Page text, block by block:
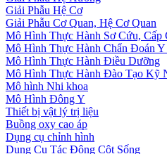
Giải Phẫu Hệ Cơ
Giải Phẫu Cơ Quan, Hệ Cơ Quan
Mô Hình Thực Hành Sơ Cứu, Cấp
Mô Hình Thực Hành Chẩn Đoán Y
Mô Hình Thực Hành Điều Dưỡng
Mô Hình Thực Hành Đào Tạo Kỹ
Mô hình Nhi khoa
Mô Hình Đông Y
Thiết bị vật lý trị liệu
Buồng oxy cao áp
Dụng cụ chỉnh hình
Dụng Cụ Tác Động Cột Sống